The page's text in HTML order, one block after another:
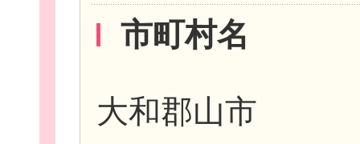
ログイ
市町村名
大和郡山市